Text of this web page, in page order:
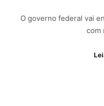
O governo federal vai
com